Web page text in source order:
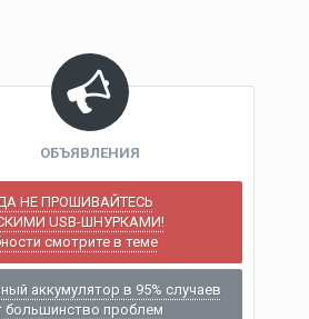
ОБЪЯВЛЕНИЯ
НЕ ПРОШИВАЙТЕСЬ
USB-ШНУРКАМИ!
смотрите в теме
аккумулятор в 95% случаев
большинство проблем